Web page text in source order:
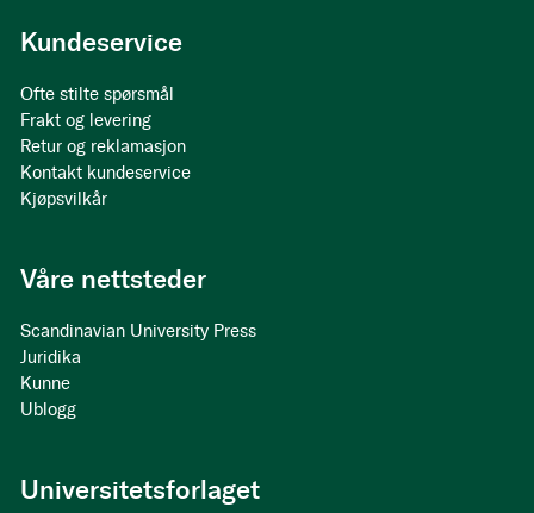
Kundeservice
Ofte stilte spørsmål
Frakt og levering
Retur og reklamasjon
Kontakt kundeservice
Kjøpsvilkår
Våre nettsteder
Scandinavian University Press
Juridika
Kunne
Ublogg
Universitetsforlaget